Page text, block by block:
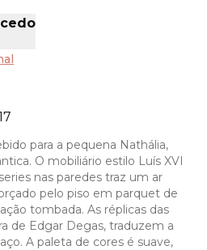
para a pequena Nathália,
O mobiliário estilo Luís XVI
nas paredes traz um ar
pelo piso em parquet de
tombada. As réplicas das
de Edgar Degas, traduzem a
A paleta de cores é suave,